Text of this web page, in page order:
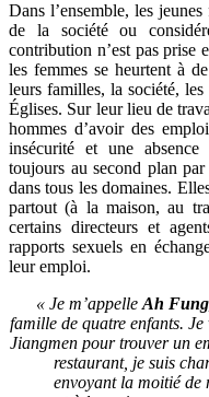
Dans l’ensemble, les
de la société ou
contribution n’est pas prise
les femmes se heurtent à
leurs familles, la société,
Églises. Sur leur lieu de
hommes d’avoir des
insécurité et une absence
toujours au second plan
dans tous les domaines.
partout (à la maison, au
certains directeurs et
rapports sexuels en
leur emploi.
« Je m’appelle Ah
famille de quatre enfants.
Jiangmen pour trouver un
restaurant, je suis
envoyant la moitié de